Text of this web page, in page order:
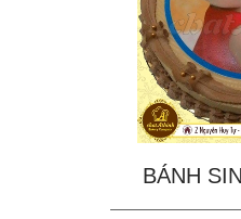
BÁNH